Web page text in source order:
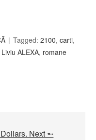
Tagged:2100,carti,
Liviu ALEXA, romane
Next ➵